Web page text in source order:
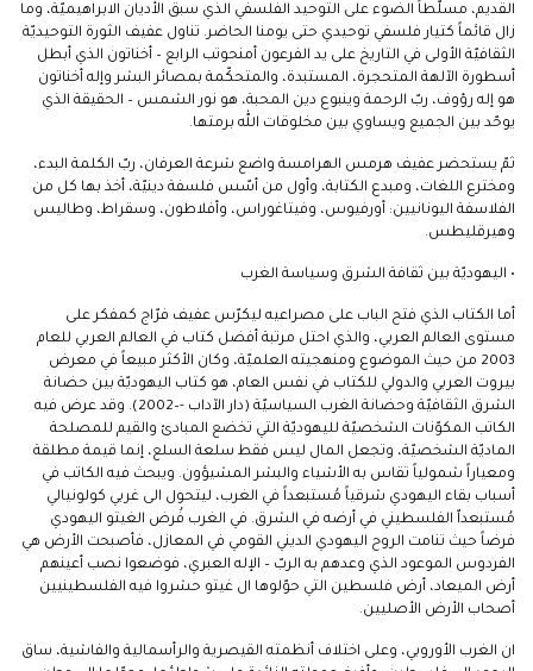
القديم، مسلّطاً الضوء على التوحيد الفلسفي الذي سبق الأديان الابراهيميّة، وما
زال قائماً كتيار فلسفي توحيدي حتى يومنا الحاضر. تناول عفيف الثورة التوحيديّة
الثقافيّة الأولى في التاريخ على يد الفرعون أمنحوتب الرابع – أخناتون الذي أبطل
أسطورة الآلهة المتحجرة، المستبدة، والمتحكّمة بمصائر البشر وإله أخناتون
هو إله رؤوف، ربّ الرحمة وينبوع دين المحبة، هو نور الشمس – الحقيقة الذي
يوحّد بين الجميع ويساوي بين مخلوقات الله برمتها.
ثمّ يستحضر عفيف هرمس الهرامسة واضع شرعة العرفان، ربّ الكلمة البدء،
ومخترع اللغات، ومبدع الكتابة، وأول من أسّس فلسفة دينيّة، أخذ بها كل من
الفلاسفة اليونانيين: أورفيوس، وفيتاغوراس، وأفلاطون، وسقراط، وطاليس
وهيرقليطس.
• اليهوديّة بين ثقافة الشرق وسياسة الغرب
أما الكتاب الذي فتح الباب على مصراعيه ليكرّس عفيف فرّاج كمفكر على
مستوى العالم العربي، والذي احتل مرتبة أفضل كتاب في العالم العربي للعام
2003 من حيث الموضوع ومنهجيته العلميّة، وكان الأكثر مبيعاً في معرض
بيروت العربي والدولي للكتاب في نفس العام، هو كتاب اليهوديّة بين حضانة
الشرق الثقافيّة وحضانة الغرب السياسيّة (دار الآداب -–2002). وقد عرض فيه
الكاتب المكوّنات الشخصيّة لليهوديّة التي تخضع المبادئ والقيم للمصلحة
الماديّة الشخصيّة، وتجعل المال ليس فقط سلعة السلع، إنما قيمة مطلقة
ومعياراً شمولياً تقاس به الأشياء والبشر المشيؤون. ويبحث فيه الكاتب في
أسباب بقاء اليهودي شرقياً مُستبعداً في الغرب، ليتحول الى غربي كولونيالي
مُستبعداّ الفلسطيني في أرضه في الشرق. في الغرب فُرض الغيتو اليهودي
فرضاً حيث تنامت الروح اليهودي الديني القومي في المعازل، فأصبحت الأرض هي
الفردوس الموعود الذي وعدهم به الربّ – الإله العبري، فوضعوا نصب أعينهم
أرض الميعاد، أرض فلسطين التي حوّلوها ال غيتو حشروا فيه الفلسطينيين
أصحاب الأرض الأصليين.
ان الغرب الأوروبي، وعلى اختلاف أنظمته القيصرية والرأسمالية والفاشية، ساق